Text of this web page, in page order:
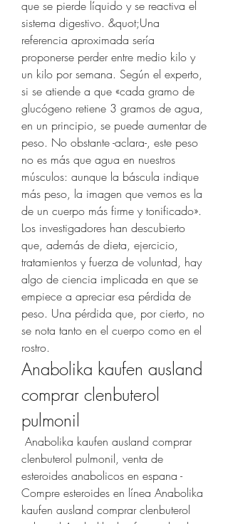
que se pierde líquido y se reactiva el
sistema digestivo. &quot;Una
referencia aproximada sería
proponerse perder entre medio kilo y
un kilo por semana. Según el experto,
si se atiende a que «cada gramo de
glucógeno retiene 3 gramos de agua,
en un principio, se puede aumentar de
peso. No obstante -aclara-, este peso
no es más que agua en nuestros
músculos: aunque la báscula indique
más peso, la imagen que vemos es la
de un cuerpo más firme y tonificado».
Los investigadores han descubierto
que, además de dieta, ejercicio,
tratamientos y fuerza de voluntad, hay
algo de ciencia implicada en que se
empiece a apreciar esa pérdida de
peso. Una pérdida que, por cierto, no
se nota tanto en el cuerpo como en el
rostro.
Anabolika kaufen ausland
comprar clenbuterol
pulmonil
clenbuterol pulmonil, venta de
esteroides anabolicos en espana -
Compre esteroides en línea Anabolika
kaufen ausland comprar clenbuterol